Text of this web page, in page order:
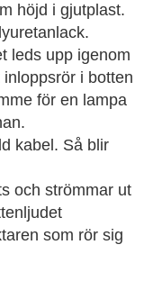
höjd i gjutplast.
leds upp igenom
i botten
för en lampa
kabel. Så blir
och strömmar ut
som rör sig